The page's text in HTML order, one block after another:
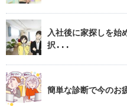
入社後に家探しを始
択...
簡単な診断で今のお